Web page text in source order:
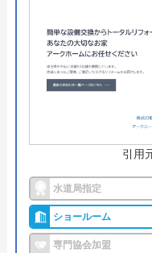
出張料金や見積も
はかかせない「排
レの紹介」も無料
に相談してみては
料
今
受
引用
水道局指定
ショールーム
専門協会加盟